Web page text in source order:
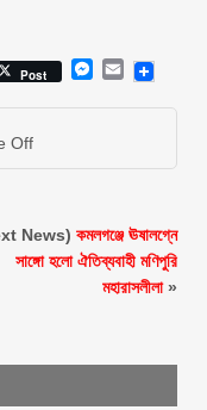
Post Messenger
Email
Off
News) কমলগঞ্জে ঊষালগ্নে
সাঙ্গো হলো ঐতিব্যবাহী মণিপুরি
মহারাসলীলা»